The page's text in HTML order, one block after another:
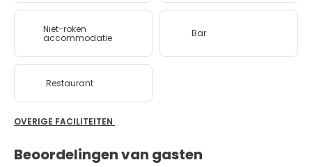
Niet-roken
accommodatie Bar
Restaurant
OVERIGE FACILITEITEN
Beoordelingen van gasten